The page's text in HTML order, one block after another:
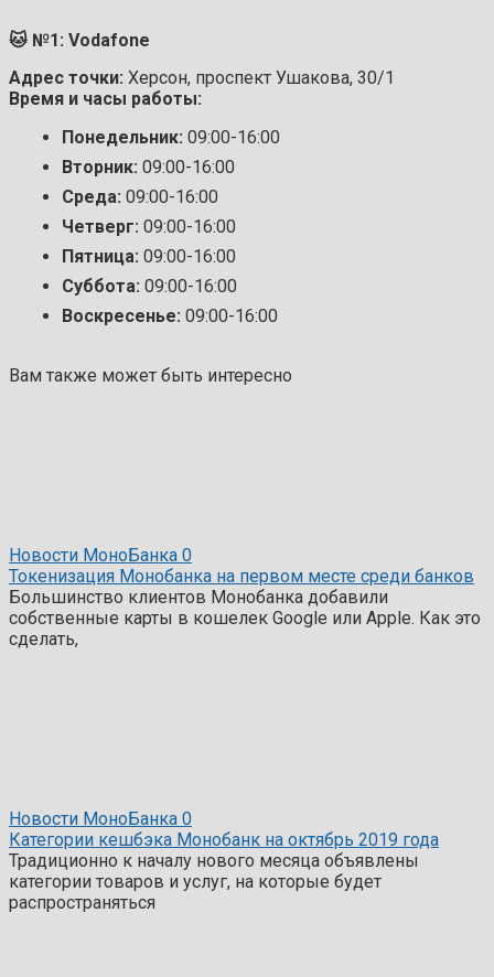
🐱 №1: Vodafone
Адрес точки: Херсон, проспект Ушакова, 30/1
Время и часы работы:
Понедельник: 09:00-16:00
Вторник: 09:00-16:00
Среда: 09:00-16:00
Четверг: 09:00-16:00
Пятница: 09:00-16:00
Суббота: 09:00-16:00
Воскресенье: 09:00-16:00
Вам также может быть интересно
Новости МоноБанка 0
Токенизация Монобанка на первом месте среди банков
Большинство клиентов Монобанка добавили
собственные карты в кошелек Google или Apple. Как это
сделать,
Новости МоноБанка 0
Категории кешбэка Монобанк на октябрь 2019 года
Традиционно к началу нового месяца объявлены
категории товаров и услуг, на которые будет
распространяться